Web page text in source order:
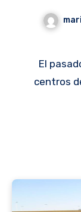
El pasado viernes 29 de enero, todos los
centros